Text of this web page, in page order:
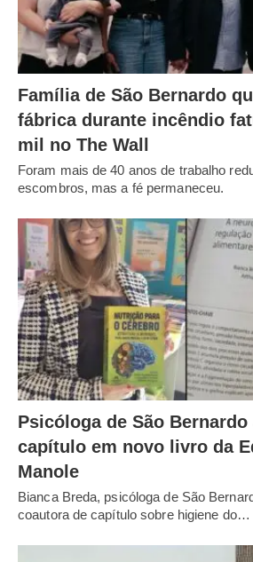
Família de São Bernardo
fábrica durante incêndio
mil no The Wall
Foram mais de 40 anos de trabalho
escombros, mas a fé permaneceu.
Psicóloga de São Bernardo
capítulo em novo livro da
Manole
Bianca Breda, psicóloga de São
coautora de capítulo sobre higiene do…